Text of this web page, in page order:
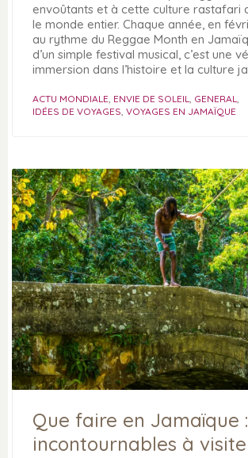
envoûtants et à cette culture rastafari
le monde entier. Chaque année, en
au rythme du Reggae Month en
d’un simple festival musical, c’est une
immersion dans l’histoire et la culture
ACTU MONDIALE, ENVIE DE SOLEIL, GENERAL,
IDÉES DE VOYAGES, VOYAGES EN JAMAÏQUE
Que faire en Jamaïque
incontournables à